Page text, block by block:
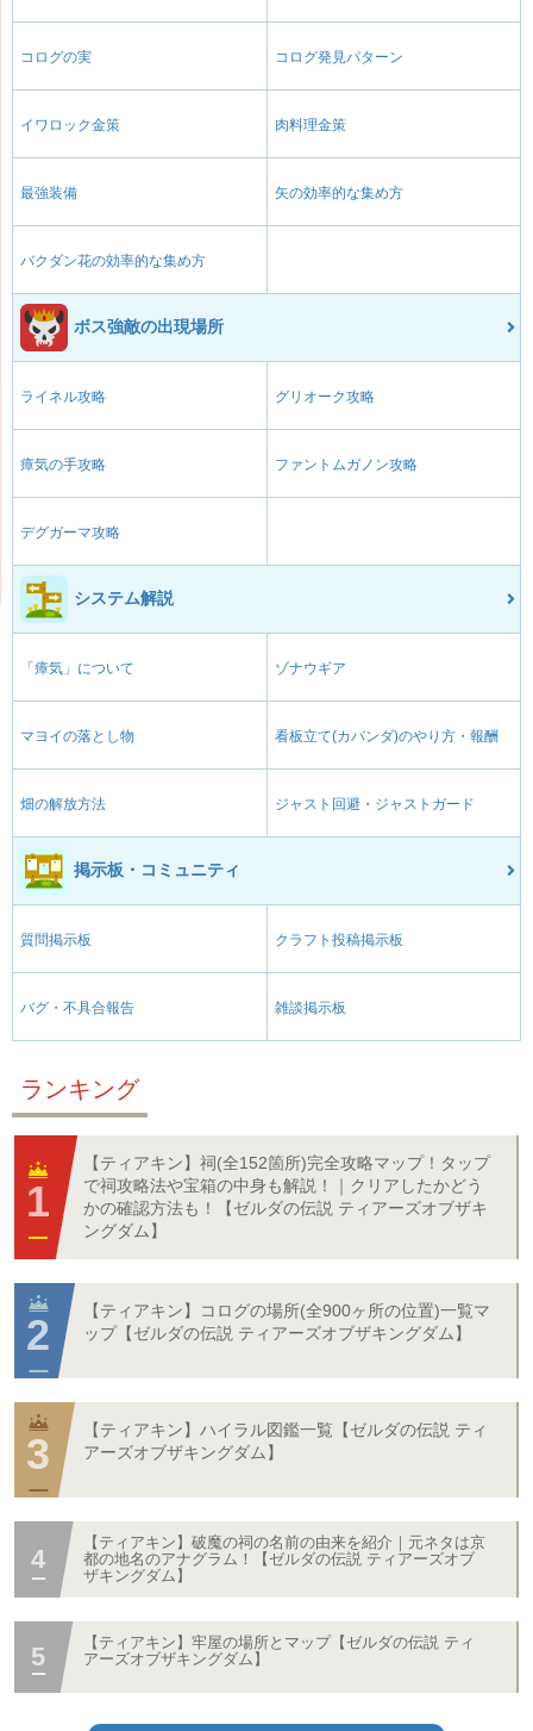
コログの実 コログ発見パターン
イワロック金策 肉料理金策
最強装備 矢の効率的な集め方
バクダン花の効率的な集め方
ボス強敵の出現場所
ライネル攻略 グリオーク攻略
瘴気の手攻略 ファントムガノン攻略
デグガーマ攻略
システム解説
「瘴気」について ゾナウギア
マヨイの落とし物 看板立て(カバンダ)のやり方・報酬
畑の解放方法 ジャスト回避・ジャストガード
掲示板・コミュニティ
質問掲示板 クラフト投稿掲示板
バグ・不具合報告 雑談掲示板
ランキング
【ティアキン】祠(全152箇所)完全攻略マップ！タップ
で祠攻略法や宝箱の中身も解説！｜クリアしたかどう
かの確認方法も！【ゼルダの伝説 ティアーズオブザキ
ングダム】
【ティアキン】コログの場所(全900ヶ所の位置)一覧マ
ップ【ゼルダの伝説 ティアーズオブザキングダム】
【ティアキン】ハイラル図鑑一覧【ゼルダの伝説 ティ
アーズオブザキングダム】
【ティアキン】破魔の祠の名前の由来を紹介｜元ネタは京
都の地名のアナグラム！【ゼルダの伝説 ティアーズオブ
ザキングダム】
【ティアキン】牢屋の場所とマップ【ゼルダの伝説 ティ
アーズオブザキングダム】